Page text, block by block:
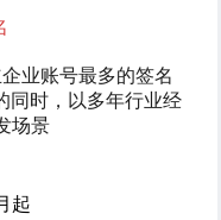
业账号最多的签名
同时，以多年行业经
场景
起